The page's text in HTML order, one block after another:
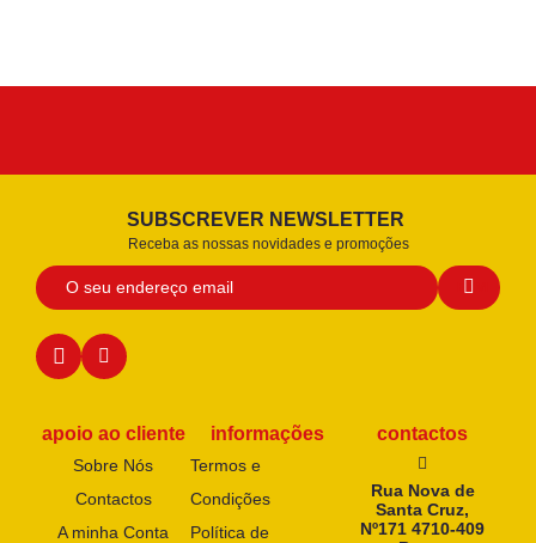
SUBSCREVER NEWSLETTER
Receba as nossas novidades e promoções
apoio ao cliente
Sobre Nós
Contactos
A minha Conta
informações
Termos e
Condições
Política de
contactos
Rua Nova de
Santa Cruz,
Nº171 4710-409